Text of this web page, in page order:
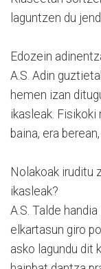
laguntzen du
Edozein
A.S. Adin
hemen izan
ikasleak.
baina, era
Nolakoak iruditu
ikasleak?
A.S. Talde
elkartasun giro
asko lagundu dit